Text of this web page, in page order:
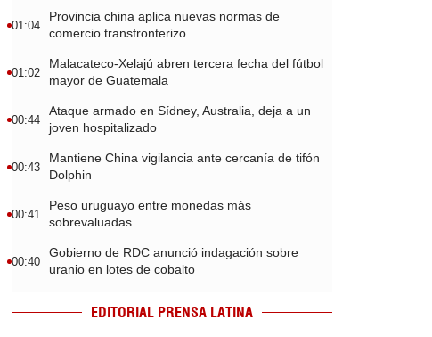
01:04
Provincia china aplica nuevas normas de
comercio transfronterizo
01:02
Malacateco-Xelajú abren tercera fecha del fútbol
mayor de Guatemala
00:44
Ataque armado en Sídney, Australia, deja a un
joven hospitalizado
00:43
Mantiene China vigilancia ante cercanía de tifón
Dolphin
00:41
Peso uruguayo entre monedas más
sobrevaluadas
00:40
Gobierno de RDC anunció indagación sobre
uranio en lotes de cobalto
EDITORIAL PRENSA LATINA